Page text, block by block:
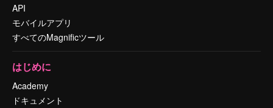
API
モバイルアプリ
すべてのMagnificツール
はじめに
Academy
ドキュメント